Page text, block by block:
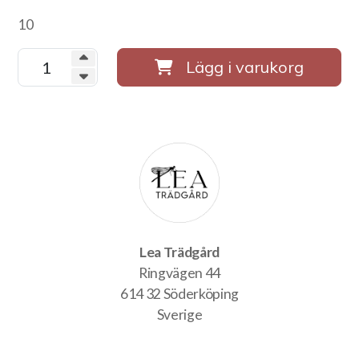
10
Lägg i varukorg
Lea Trädgård
Ringvägen 44
614 32 Söderköping
Sverige